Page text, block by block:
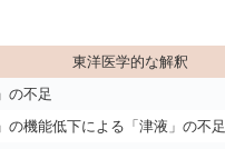
東洋医学的な解釈
の不足
の機能低下による「津液」の不足